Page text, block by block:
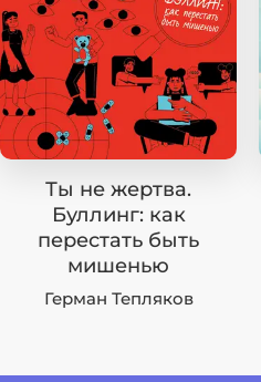
Ты не жертва.
Буллинг: как
перестать быть
мишенью
Герман Тепляков